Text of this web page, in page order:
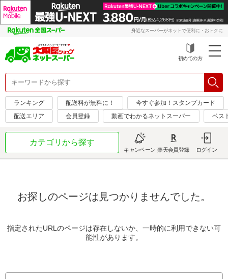
身近なスーパーがネットで便利に・おトクに
初めての方
ランキング 配送料が無料に！
今すぐ参加！スタンプカード
配送エリア
会員登録 動画でわかるネットスーパー ベス
カテゴリから探す
キャンペーン 楽天会員登録 ログイン
お探しのページは見つかりませんでした。
指定されたURLのページは存在しないか、一時的に利用できない可
能性があります。